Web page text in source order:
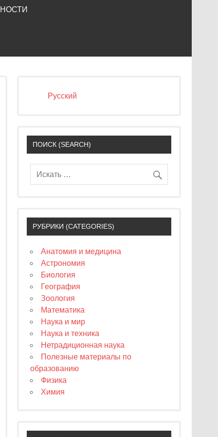
Русский
ПОИСК (SEARCH)
РУБРИКИ (CATEGORIES)
Анатомия и медицина
Астрономия
Биология
География
Зоология
Математика
Наука и мир
Наука и техника
Нетрадиционная наука
Полезные материалы по
образованию
Физика
Химия